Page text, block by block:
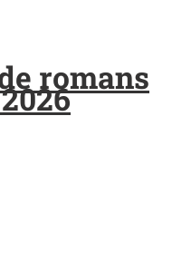
romans